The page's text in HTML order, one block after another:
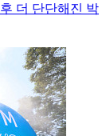
더 단단해진 박